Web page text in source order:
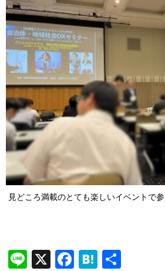
見どころ満載のとても楽しいイベントで
Line
X Facebook
Hatena